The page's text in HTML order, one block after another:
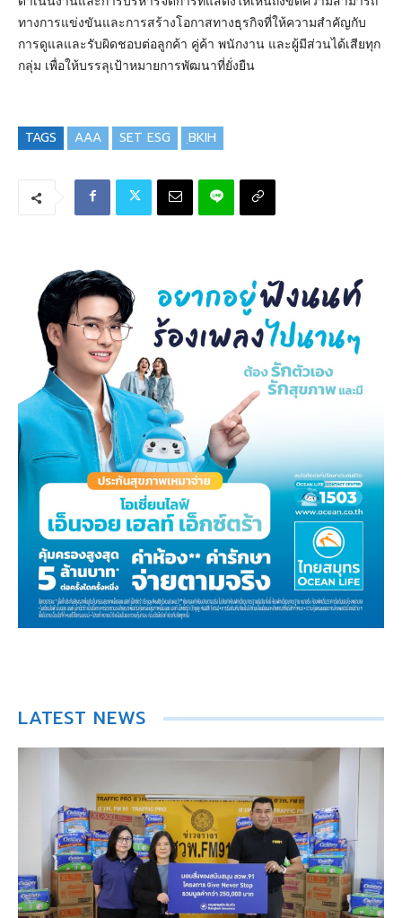
ทางการแข่งขันและการสร้างโอกาสทางธุรกิจที่ให้ความสำคัญกับ
การดูแลและรับผิดชอบต่อลูกค้า คู่ค้า พนักงาน และผู้มีส่วนได้เสียทุก
กลุ่ม เพื่อให้บรรลุเป้าหมายการพัฒนาที่ยั่งยืน
TAGS AAA SET ESG ฺBKIH
LATEST NEWS